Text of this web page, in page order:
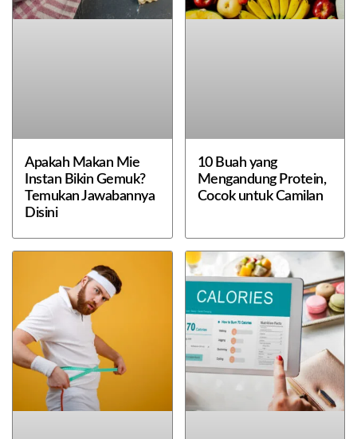
Apakah Makan Mie
Instan Bikin Gemuk?
Temukan Jawabannya
Disini
10 Buah yang
Mengandung Protein,
Cocok untuk Camilan